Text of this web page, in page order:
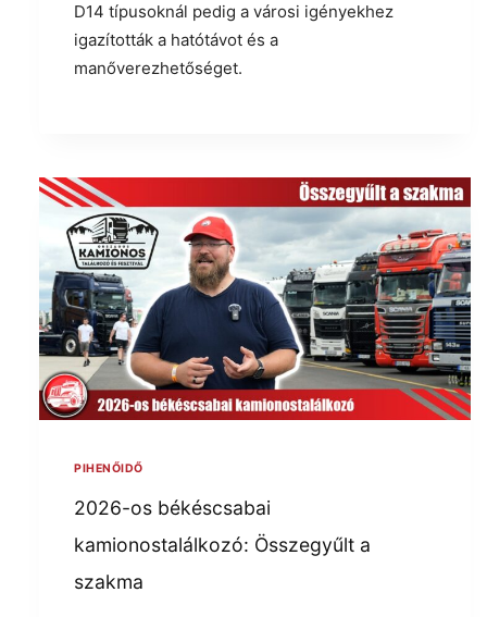
D14 típusoknál pedig a városi igényekhez
igazították a hatótávot és a
manőverezhetőséget.
PIHENŐIDŐ
2026-os békéscsabai
kamionostalálkozó: Összegyűlt a
szakma